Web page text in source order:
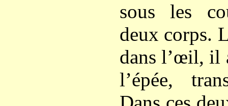
sous les
deux corps.
dans l’œil, il
l’épée,